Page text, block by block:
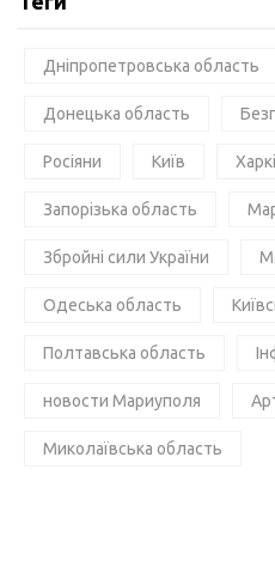
Дніпропетровська область
Донецька область
Росіяни Київ
Запорізька область
Збройні сили України
Одеська область
Полтавська область
новости Мариуполя
Миколаївська область